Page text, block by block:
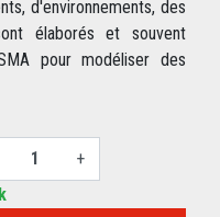
d'environnements, des
élaborés et souvent
pour modéliser des
+